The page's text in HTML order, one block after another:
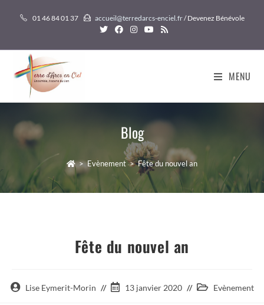
01 46 84 01 37 accueil@terredarcs-enciel.fr/ Devenez Bénévole
MENU
Blog
> Evènement > Fête du nouvel an
Fête du nouvel an
Auteur/autrice
Lise Eymerit-Morin
Post13 janvier 2020
Post Evènement